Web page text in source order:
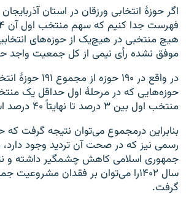
اگر حوزۀ انتخابی ورزقان در استان
هیچ منتخبی در هیچ‌یک از حوزه‌های
موفق نشده رأی نیمی از کل جمعیت واجد
در واقع در ۱۹۰ حوزه از
حوزه‌هایی که در مرحلۀ اول حداقل یک
منتخب اول بین ۳ درصد تا نهایتاً ۴۰ درصد است.
بنابراین درمجموع می‌توان نتیجه گرفت که
رسمی نیز که در صحت آن تردید وجود دارد،
جمهوری اسلامی کاهش چشمگیر داشته و
سال ۱۴۰۲را می‌توان بر فقدان
گرفت.